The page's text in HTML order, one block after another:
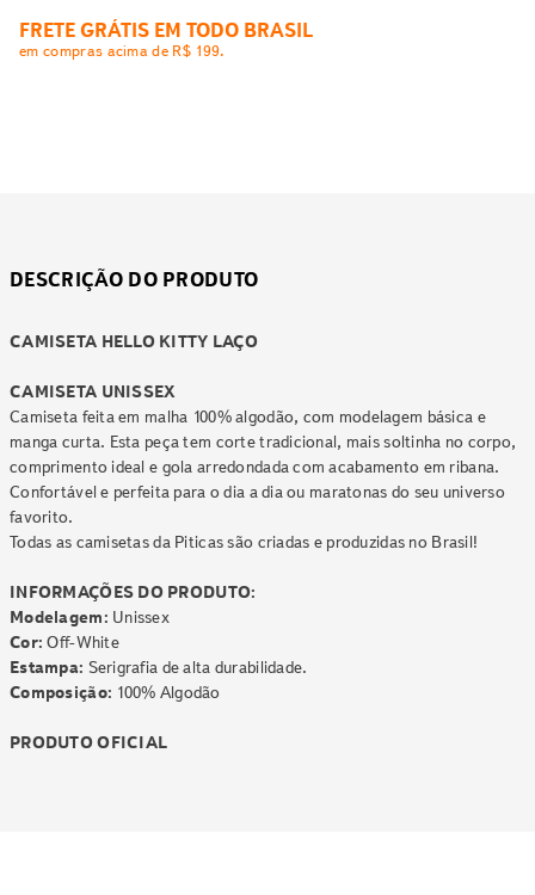
FRETE GRÁTIS EM TODO BRASIL
em compras acima de R$ 199.
DESCRIÇÃO DO PRODUTO
CAMISETA HELLO KITTY LAÇO
CAMISETA UNISSEX
Camiseta feita em malha 100% algodão, com modelagem básica e
manga curta. Esta peça tem corte tradicional, mais soltinha no corpo,
comprimento ideal e gola arredondada com acabamento em ribana.
Confortável e perfeita para o dia a dia ou maratonas do seu universo
favorito.
Todas as camisetas da Piticas são criadas e produzidas no Brasil!
INFORMAÇÕES DO PRODUTO:
Modelagem: Unissex
Cor: Off-White
Estampa: Serigrafia de alta durabilidade.
Composição: 100% Algodão
PRODUTO OFICIAL